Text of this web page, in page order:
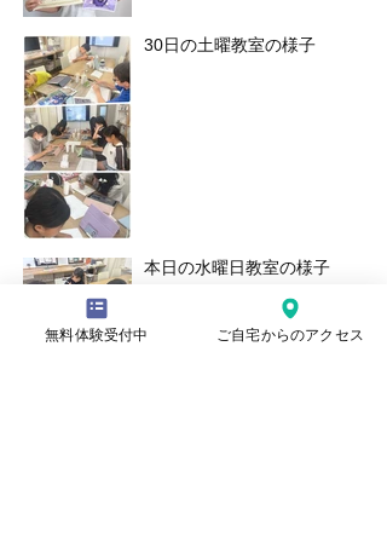
30日の土曜教室の様子
本日の水曜日教室の様子
無料体験受付中 ご自宅からのアクセス